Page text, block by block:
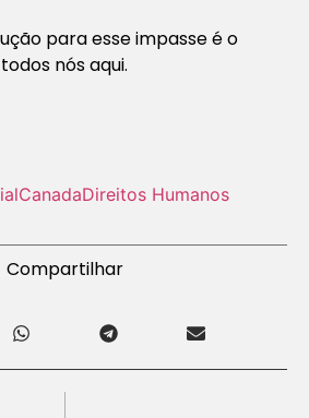
para esse impasse é o
nós aqui.
CanadaDireitos Humanos
Compartilhar